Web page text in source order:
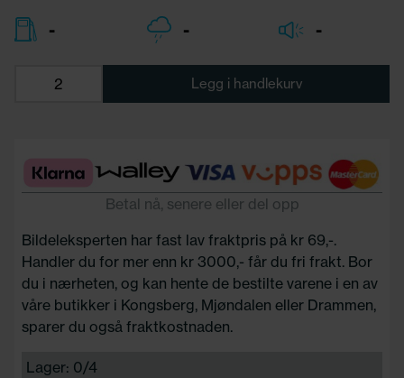
- - -
Legg i handlekurv
Betal nå, senere eller del opp
Bildeleksperten har fast lav fraktpris på kr 69,-.
Handler du for mer enn kr 3000,- får du fri frakt. Bor
du i nærheten, og kan hente de bestilte varene i en av
våre butikker i Kongsberg, Mjøndalen eller Drammen,
sparer du også fraktkostnaden.
Lager: 0/4